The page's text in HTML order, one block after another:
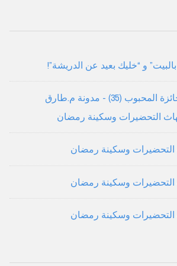
و “خليك بعيد عن الدريشة”!
أنا لم أنساكم: إحياء جائزة المحبوب (35) - مدونة م.طارق
التحضيرات وسكينة رمضان
التحضيرات وسكينة رمضان
التحضيرات وسكينة رمضان
التحضيرات وسكينة رمضان